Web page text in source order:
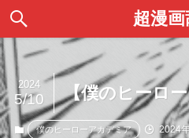
超漫
【僕のヒーロ
2024
5/10
僕のヒーローアカデミア 2024